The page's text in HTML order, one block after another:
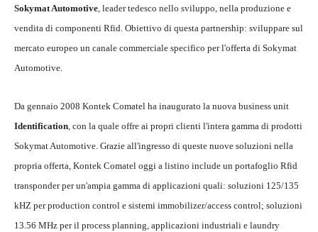
Sokymat Automotive, leader tedesco nello sviluppo, nella produzione e
vendita di componenti Rfid. Obiettivo di questa partnership: sviluppare sul
mercato europeo un canale commerciale specifico per l'offerta di Sokymat
Automotive.
Da gennaio 2008 Kontek Comatel ha inaugurato la nuova business unit
Identification, con la quale offre ai propri clienti l'intera gamma di prodotti
Sokymat Automotive. Grazie all'ingresso di queste nuove soluzioni nella
propria offerta, Kontek Comatel oggi a listino include un portafoglio Rfid
transponder per un'ampia gamma di applicazioni quali: soluzioni 125/135
kHZ per production control e sistemi immobilizer/access control; soluzioni
13.56 MHz per il process planning, applicazioni industriali e laundry